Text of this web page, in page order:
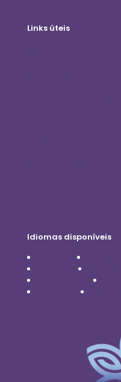
Links úteis
Idiomas disponíveis